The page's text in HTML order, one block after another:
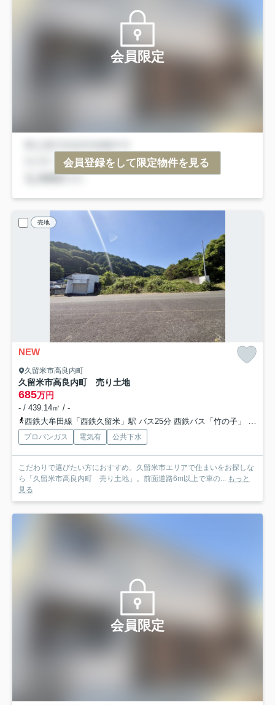
会員限定
会員登録をして限定物件を見る
売地
NEW
久留米市高良内町
久留米市高良内町 売り土地
685万円
- / 439.14㎡ / -
西鉄大牟田線「西鉄久留米」駅 バス25分 西鉄バス「竹の子」 停歩7分
プロパンガス 電気有 公共下水
こだわりで選びたい方におすすめ。久留米市エリアで住まいをお探しな
ら「久留米市高良内町 売り土地」。前面道路6m以上で車の... もっと
見る
会員限定